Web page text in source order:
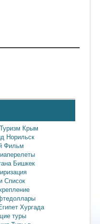
Туризм Крым
Норильск
Фильм
Бишкек
Список
Хургада
туры